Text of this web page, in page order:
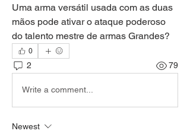
Uma arma versátil usada com as duas
mãos pode ativar o ataque poderoso
do talento mestre de armas Grandes?
0
2 79
Write a comment...
Newest